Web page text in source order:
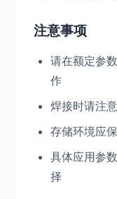
注意事项
请在额定参
作
焊接时请注
存储环境应
具体应用参
择